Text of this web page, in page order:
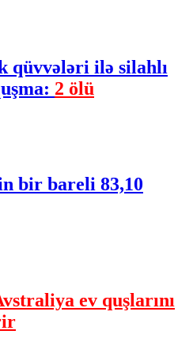
qüvvələri ilə silahlı
2 ölü
bir bareli 83,10
ev quşlarını